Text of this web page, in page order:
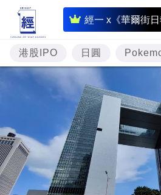
經一 x《華爾街日
即
時
財
經
專
題
投
資
樓
市
港股IPO 日圓